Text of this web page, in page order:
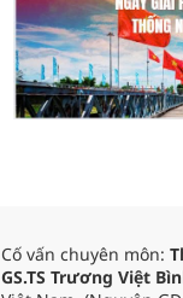
Cố vấn chuyên môn:
GS.TS Trương Việt